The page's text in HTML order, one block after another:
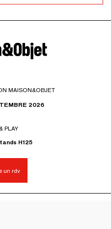
MAISON&OBJET
2026
PLAY
H125
un rdv